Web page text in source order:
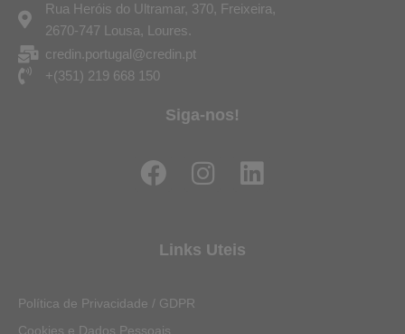
Rua Heróis do Ultramar, 370, Freixeira,
2670-747 Lousa, Loures.
credin.portugal@credin.pt
+(351) 219 668 150
Siga-nos!
F
a
e
o
o
I
n
t
L
i
Links Uteis
Política de Privacidade / GDPR
Cookies e Dados Pessoais